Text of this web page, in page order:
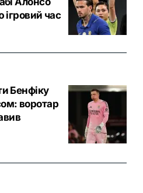
ігровий час
Бенфіку
воротар